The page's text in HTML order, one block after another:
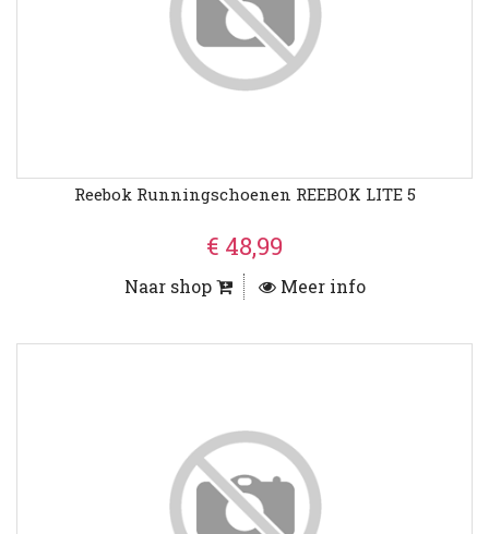
Reebok Runningschoenen REEBOK LITE 5
€ 48,99
Naar shop Meer info